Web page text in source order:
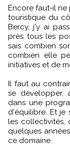
Encore faut-il ne
touristique du
Bercy, j'y ai
près tous les
sais combien
combien elle
initiatives et de
Il faut au
se développer,
dans une
d'équilibre. Et je
les collectivités,
quelques
ce domaine.